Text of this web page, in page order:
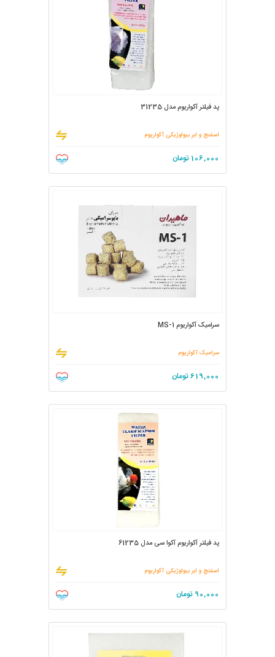
پد فیلتر آکواریوم مدل 31235
اسفنج و ابر بیولوژیکی آکواریوم
106,000 تومان
سرامیک آکواریوم MS-1
سرامیک آکواریوم
619,000تومان
پد فیلتر آکواریوم آکوا سی مدل 61235
اسفنج و ابر بیولوژیکی آکواریوم
90,000 تومان